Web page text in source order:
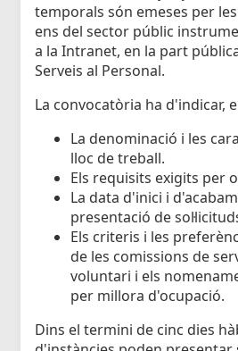
temporals són emeses per
ens del sector públic
a la Intranet, en la part
Serveis al Personal.
La convocatòria ha d'indicar,
La denominació i les
lloc de treball.
Els requisits exigits per
La data d'inici i
presentació de
Els criteris i les
de les comissions de
voluntari i els
per millora d'ocupació.
Dins el termini de cinc dies